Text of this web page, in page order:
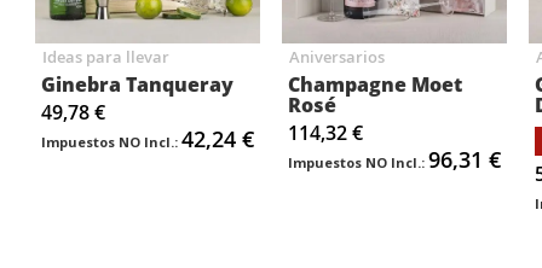
Ideas para llevar
Ginebra Tanqueray
49,78 €
42,24 €
Aniversarios
Champagne Moet
Rosé
114,32 €
96,31 €